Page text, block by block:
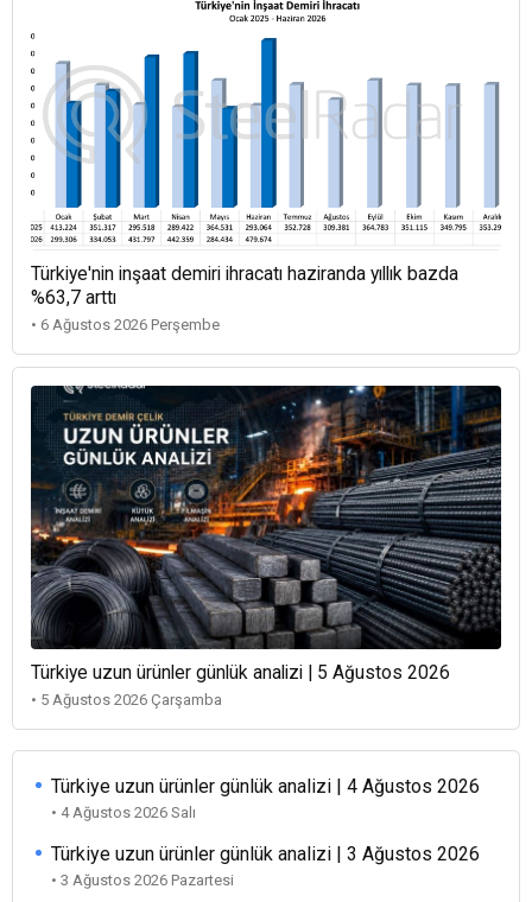
Türkiye'nin inşaat demiri ihracatı haziranda yıllık bazda
%63,7 arttı
• 6 Ağustos 2026 Perşembe
Türkiye uzun ürünler günlük analizi | 5 Ağustos 2026
• 5 Ağustos 2026 Çarşamba
Türkiye uzun ürünler günlük analizi | 4 Ağustos 2026
• 4 Ağustos 2026 Salı
Türkiye uzun ürünler günlük analizi | 3 Ağustos 2026
• 3 Ağustos 2026 Pazartesi